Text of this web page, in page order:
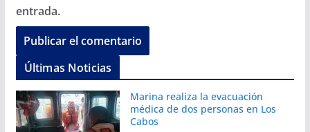
entrada.
Últimas Noticias
Marina realiza la evacuación
médica de dos personas en Los
Cabos